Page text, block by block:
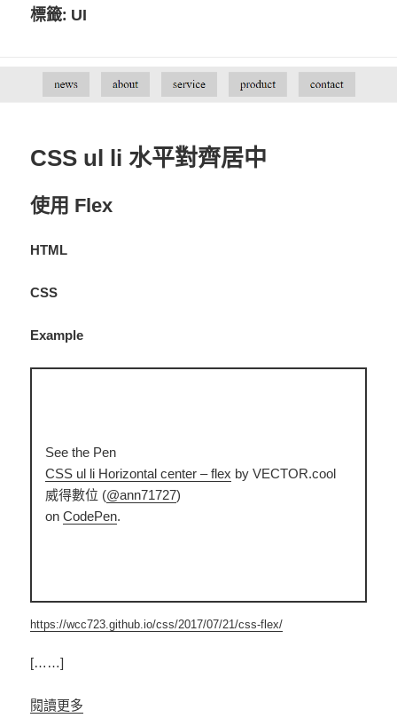
標籤: UI
CSS ul li 水平對齊居中
使用 Flex
HTML
CSS
Example
See the Pen
CSS ul li Horizontal center – flex by VECTOR.cool
威得數位 (@ann71727)
onCodePen.
https://wcc723.github.io/css/2017/07/21/css-flex/
[……]
閱讀更多